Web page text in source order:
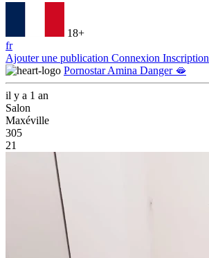
18+
fr
Ajouter une publication Connexion Inscription
Pornostar Amina Danger 🫦
il y a 1 an
Salon
Maxéville
305
21